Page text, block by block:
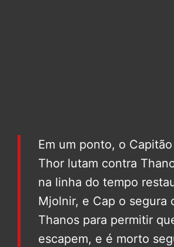
Em um ponto, o
Thor lutam contra
na linha do tempo
Mjolnir, e Cap o segura
Thanos para permitir
escapem, e é morto